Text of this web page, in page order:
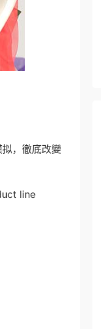
，徹底改變
line